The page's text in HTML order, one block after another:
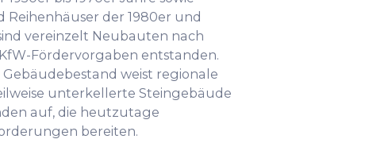
Reihenhäuser der 1980er und
vereinzelt Neubauten nach
Fördervorgaben entstanden.
weist regionale
unterkellerte Steingebäude
auf, die heutzutage
bereiten.